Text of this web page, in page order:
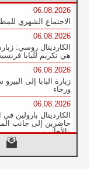
06.08.2026
الاجتماع الشهري
06.08.2026
الكاردينال روسي:
هي تكريم للبابا
06.08.2026
زيارة البابا إلى
ورجاء
06.08.2026
الكاردينال بارولين
حاضرين إلى جانب
والأجانب
البابا لاوُن الرابع